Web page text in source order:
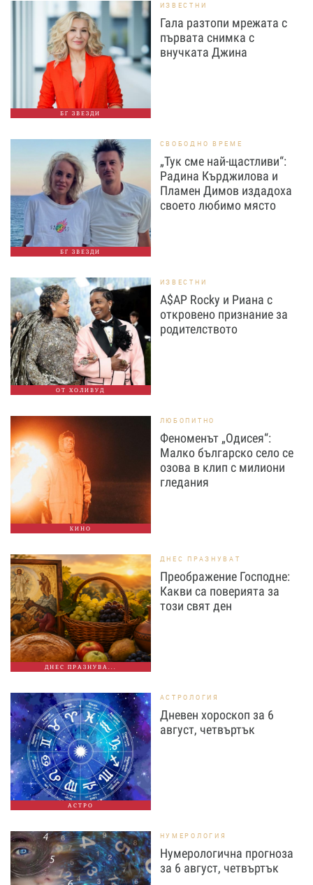
БГ ЗВЕЗДИ
ИЗВЕСТНИ
Гала разтопи мрежата с
първата снимка с
внучката Джина
БГ ЗВЕЗДИ
СВОБОДНО ВРЕМЕ
„Тук сме най-щастливи“:
Радина Кърджилова и
Пламен Димов издадоха
своето любимо място
ОТ ХОЛИВУД
ИЗВЕСТНИ
A$AP Rocky и Риана с
откровено признание за
родителството
КИНО
ЛЮБОПИТНО
Феноменът „Одисея“:
Малко българско село се
озова в клип с милиони
гледания
ДНЕС ПРАЗНУВА...
ДНЕС ПРАЗНУВАТ
Преображение Господне:
Какви са поверията за
този свят ден
АСТРО
АСТРОЛОГИЯ
Дневен хороскоп за 6
август, четвъртък
НУМЕРОЛОГИЯ
Нумерологична прогноза
за 6 август, четвъртък